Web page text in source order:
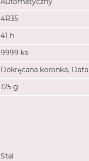
4R35
41 h
9999 ks
Dokręcana koronka, Data
125 g
Stal